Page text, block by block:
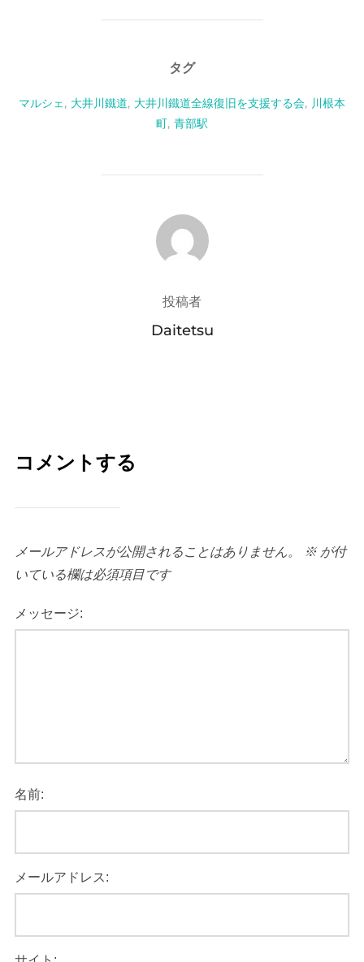
タグ
マルシェ, 大井川鐵道, 大井川鐵道全線復旧を支援する会, 川根本
町, 青部駅
投稿者
投稿者
Daitetsu
コメントする
メールアドレスが公開されることはありません。 ※が付
いている欄は必須項目です
メッセージ:
名前:
メールアドレス: